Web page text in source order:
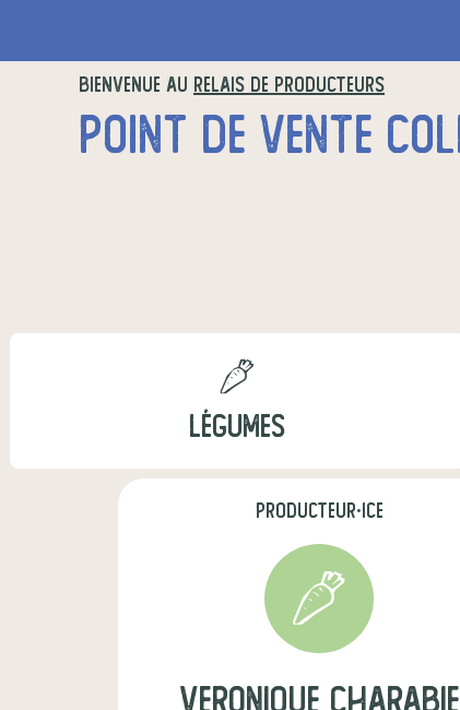
BIENVENUE AU RELAIS DE PRODUCTEURS
LÉGUMES
producteur·ice
veronique charabie